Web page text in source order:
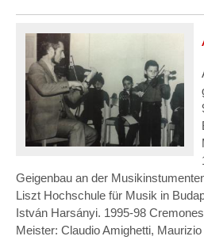
Geigenbau an der
Liszt Hochschule für Musik in
István Harsányi. 1995-98
Meister: Claudio Amighetti,